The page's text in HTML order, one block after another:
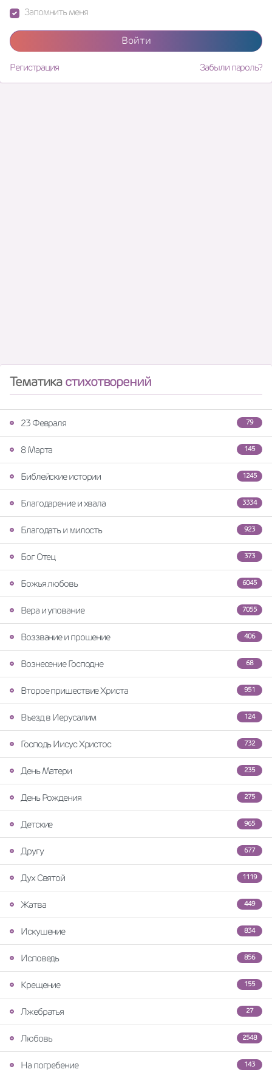
Запомнить меня
Войти
Регистрация Забыли пароль?
Тематикастихотворений
79
23 Февраля
145
8 Марта
1245
Библейские истории
3334
Благодарение и хвала
923
Благодать и милость
373
Бог Отец
6045
Божья любовь
7055
Вера и упование
406
Воззвание и прошение
68
Вознесение Господне
951
Второе пришествие Христа
124
Въезд в Иерусалим
732
Господь Иисус Христос
235
День Матери
275
День Рождения
965
Детские
677
Другу
1119
Дух Святой
449
Жатва
834
Искушение
856
Исповедь
155
Крещение
27
Лжебратья
2548
Любовь
143
На погребение